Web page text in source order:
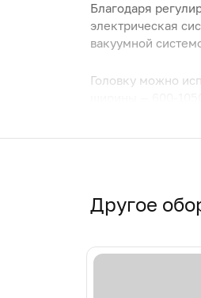
Благодаря
электрическая
вакуумной
Головку можно
Другое